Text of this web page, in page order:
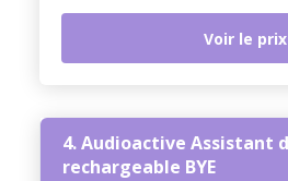
Voir le prix
4. Audioactive Assistant
rechargeable BYE